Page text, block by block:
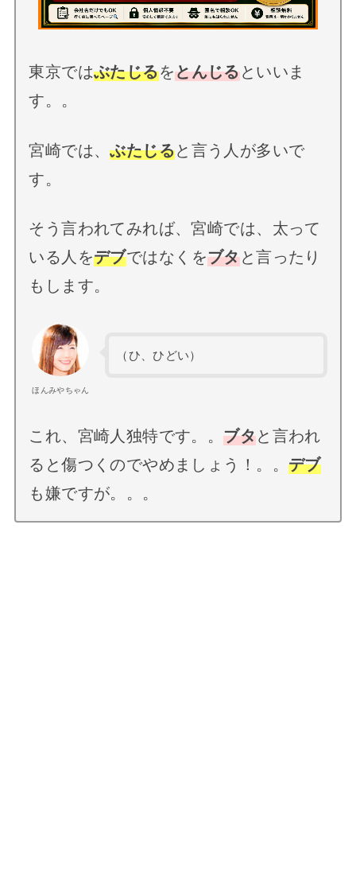
東京ではぶたじるをとんじるといいま
す。。
宮崎では、ぶたじると言う人が多いで
す。
そう言われてみれば、宮崎では、太って
いる人をデブではなくをブタと言ったり
もします。
ほんみやちゃん
（ひ、ひどい）
これ、宮崎人独特です。。ブタと言われ
ると傷つくのでやめましょう！。。 デブ
も嫌ですが。。。